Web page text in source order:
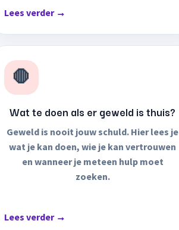
Lees verder →
🛑
Wat te doen als er geweld is thuis?
Geweld is nooit jouw schuld. Hier lees je
wat je kan doen, wie je kan vertrouwen
en wanneer je meteen hulp moet
zoeken.
Lees verder →